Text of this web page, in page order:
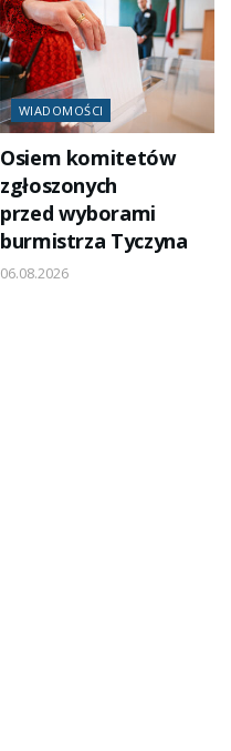
WIADOMOŚCI
Osiem komitetów
zgłoszonych
przed wyborami
burmistrza Tyczyna
06.08.2026